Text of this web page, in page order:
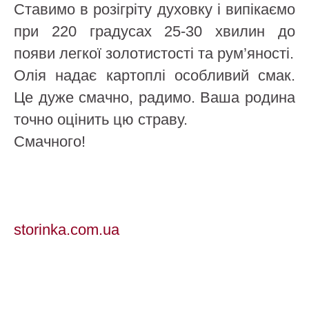
Ставимо в розігріту духовку і випікаємо
при 220 градусах 25-30 хвилин до
появи легкої золотистості та рум’яності.
Олія надає картоплі особливий смак.
Це дуже смачно, радимо. Ваша родина
точно оцінить цю страву.
Смачного!
storinka.com.ua